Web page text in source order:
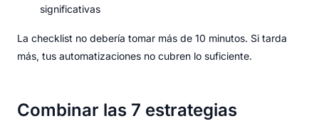
significativas
La checklist no debería tomar más de 10 minutos. Si tarda
más, tus automatizaciones no cubren lo suficiente.
Combinar las 7 estrategias